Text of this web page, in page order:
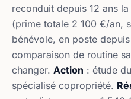
reconduit depuis 12 ans
(prime totale 2 100 €/an,
bénévole, en poste
comparaison de routine
changer. Action : étude
spécialisé copropriété.